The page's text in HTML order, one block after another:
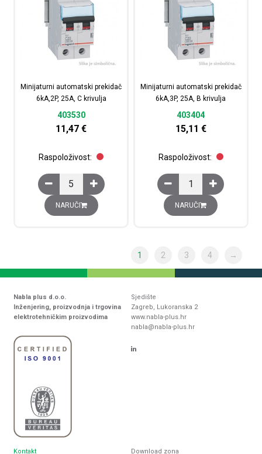
Minijaturni automatski prekidač
6kA,2P, 25A, C krivulja
403530
11,47€
Raspoloživost:
Minijaturni automatski prekidač 6kA,2P, 25A, C krivulja
NARUČI
Minijaturni automatski prekidač
6kA,3P, 25A, B krivulja
403404
15,11 €
Raspoloživost:
Minijaturni
NARUČI
1 2 3 4 →
Nabla plus d.o.o.
Inženjering, proizvodnja i trgovina
elektrotehničkim proizvodima
Sjedište
Zagreb, Lukoranska 2
www.nabla-plus.hr
nabla@nabla-plus.hr
Kontakt Download zona